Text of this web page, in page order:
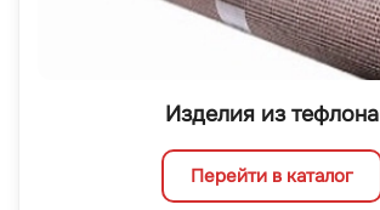
Изделия из тефлона
Перейти в каталог